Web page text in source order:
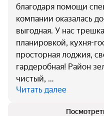
благодаря помощи
компании оказалась
выгодная. У нас
планировкой, кухня-
просторная лоджия,
гардеробная! Район
чистый, …
Читать далее